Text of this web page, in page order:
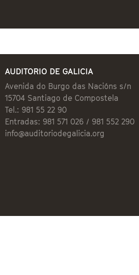
AUDITORIO DE GALICIA
Avenida do Burgo das Nacións s/n
15704 Santiago de Compostela
Tel.: 981 55 22 90
Entradas: 981 571 026 / 981 552 290
info@auditoriodegalicia.org